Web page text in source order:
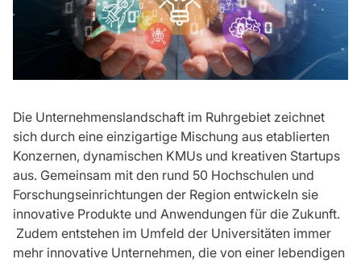
Die Unternehmenslandschaft im Ruhrgebiet zeichnet
sich durch eine einzigartige Mischung aus etablierten
Konzernen, dynamischen KMUs und kreativen Startups
aus. Gemeinsam mit den rund 50 Hochschulen und
Forschungseinrichtungen der Region entwickeln sie
innovative Produkte und Anwendungen für die Zukunft.
Zudem entstehen im Umfeld der Universitäten immer
mehr innovative Unternehmen, die von einer lebendigen